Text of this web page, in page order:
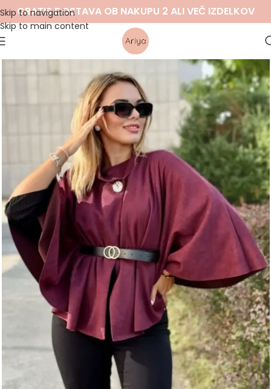
Skip to navigation
Skip to main content
GRATIS DOSTAVA OB NAKUPU 2 ALI VEČ IZDELKOV